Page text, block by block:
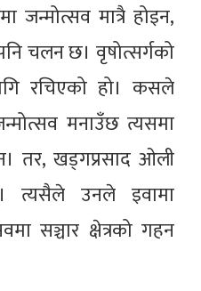
जन्मोत्सव मात्रै होइन,
चलन छ। वृषोत्सर्गको
रचिएको हो। कसले
मनाउँछ त्यसमा
तर, खड्गप्रसाद ओली
त्यसैले उनले इवामा
सञ्चार क्षेत्रको गहन